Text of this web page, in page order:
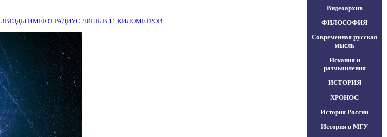
ИМЕЮТ РАДИУС ЛИШЬ В 11 КИЛОМЕТРОВ
Видеоархив
ФИЛОСОФИЯ
Современная русская
мысль
Искания и
размышления
ИСТОРИЯ
ХРОНОС
История России
История в МГУ